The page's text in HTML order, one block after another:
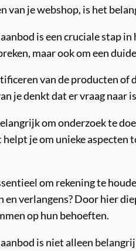
van je webshop, is het
is een cruciale stap
maar ook om een
van de producten of
je denkt dat er vraag naar
om onderzoek te
je om unieke aspecten
om rekening te
en verlangens? Door hier
op hun behoeften.
is niet alleen